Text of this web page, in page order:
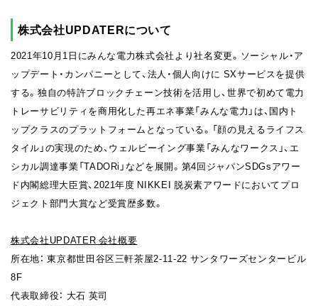
株式会社UPDATERについて
2021年10月1日にみんな電力株式会社より社名変更。ソーシャル・ア
ップデート・カンパニーとして、法人・個人向けに SXサービスを提供
する。独自の特許ブロックチェーン技術を活用し、世界で初めて電力
トレーサビリティを商用化した再エネ事業「みんな電力」は、国内ト
ップクラスのプラットフォームとなっている。「顔の見えるライフス
タイル」の実現のため、ウェルビーイング事業「みんなワークス」、エ
シカル調達事業「TADORi」などを展開。第4回ジャパンSDGsアワー
ド内閣総理大臣賞、2021年度 NIKKEI 脱炭素アワードにおいてプロ
ジェクト部門大賞など受賞歴多数。
株式会社UPDATER 会社概要
所在地： 東京都世田谷区三軒茶屋2-11-22 サンタワーズセンタービル
8F
代表取締役： 大石 英司